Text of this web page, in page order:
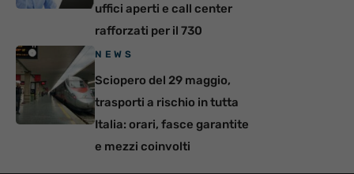
uffici aperti e call center
rafforzati per il 730
NEWS
Sciopero del 29 maggio,
trasporti a rischio in tutta
Italia: orari, fasce garantite
e mezzi coinvolti